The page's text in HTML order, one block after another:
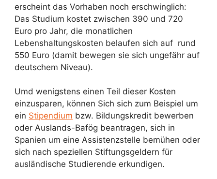
erscheint das Vorhaben noch erschwinglich:
Das Studium kostet zwischen 390 und 720
Euro pro Jahr, die monatlichen
Lebenshaltungskosten belaufen sich auf rund
550 Euro (damit bewegen sie sich ungefähr auf
deutschem Niveau).
Umd wenigstens einen Teil dieser Kosten
einzusparen, können Sich sich zum Beispiel um
ein Stipendium bzw. Bildungskredit bewerben
oder Auslands-Bafög beantragen, sich in
Spanien um eine Assistenzstelle bemühen oder
sich nach speziellen Stiftungsgeldern für
ausländische Studierende erkundigen.